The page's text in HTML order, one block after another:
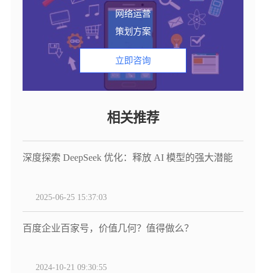
网络运营
策划方案
立即咨询
相关推荐
深度探索 DeepSeek 优化：释放 AI 模型的强大潜能
2025-06-25 15:37:03
百度企业百家号，价值几何？值得做么？
2024-10-21 09:30:55